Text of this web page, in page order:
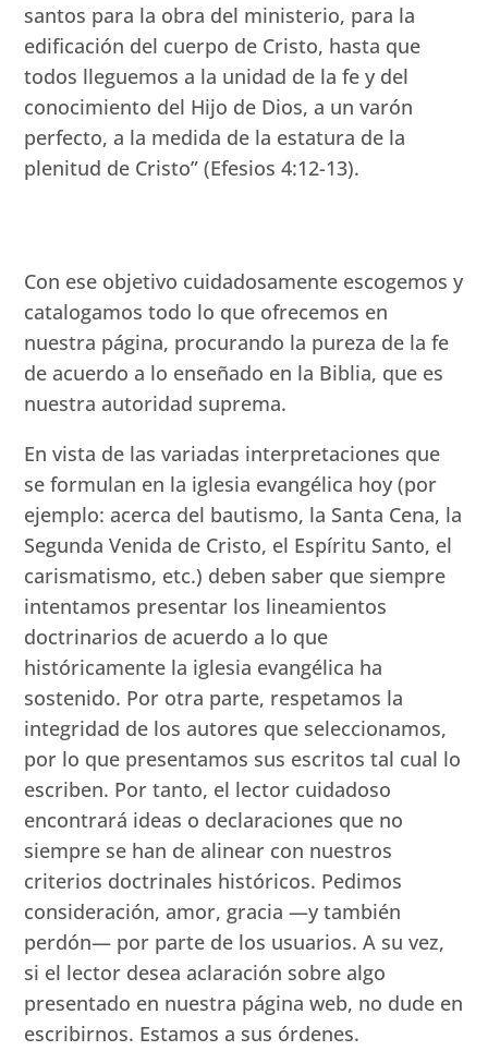
santos para la obra del ministerio, para la
edificación del cuerpo de Cristo, hasta que
todos lleguemos a la unidad de la fe y del
conocimiento del Hijo de Dios, a un varón
perfecto, a la medida de la estatura de la
plenitud de Cristo” (Efesios 4:12-13).
Con ese objetivo cuidadosamente escogemos y
catalogamos todo lo que ofrecemos en
nuestra página, procurando la pureza de la fe
de acuerdo a lo enseñado en la Biblia, que es
nuestra autoridad suprema.
En vista de las variadas interpretaciones que
se formulan en la iglesia evangélica hoy (por
ejemplo: acerca del bautismo, la Santa Cena, la
Segunda Venida de Cristo, el Espíritu Santo, el
carismatismo, etc.) deben saber que siempre
intentamos presentar los lineamientos
doctrinarios de acuerdo a lo que
históricamente la iglesia evangélica ha
sostenido. Por otra parte, respetamos la
integridad de los autores que seleccionamos,
por lo que presentamos sus escritos tal cual lo
escriben. Por tanto, el lector cuidadoso
encontrará ideas o declaraciones que no
siempre se han de alinear con nuestros
criterios doctrinales históricos. Pedimos
consideración, amor, gracia —y también
perdón— por parte de los usuarios. A su vez,
si el lector desea aclaración sobre algo
presentado en nuestra página web, no dude en
escribirnos. Estamos a sus órdenes.